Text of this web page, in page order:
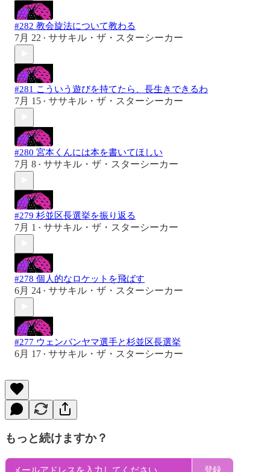
#282 教会旋法について教わる
7月 22 • ササキル・ザ・スターシーカー
#281 こういう遊びを持てたら、長生きできるわ
7月 15 • ササキル・ザ・スターシーカー
#280 宮本くんには本を書いてほしい
7月 8 • ササキル・ザ・スターシーカー
#279 杉並区長選挙を振り返る
7月 1 • ササキル・ザ・スターシーカー
#278 個人的なロケットを飛ばす
6月 24 • ササキル・ザ・スターシーカー
#277 ウェンバンヤマ選手と杉並区長選挙
6月 17 • ササキル・ザ・スターシーカー
もっと続けますか？
登録